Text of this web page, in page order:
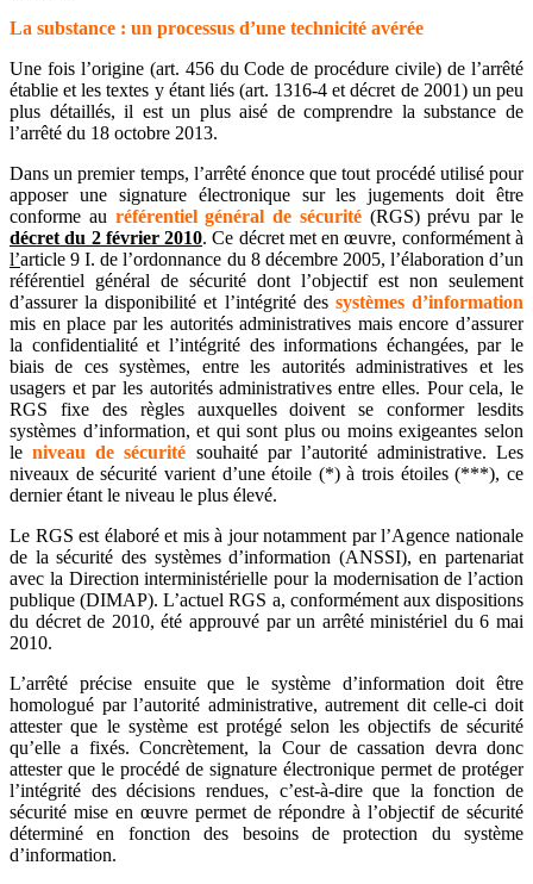
La substance : un processus d’une technicité avérée
Une fois l’origine (art. 456 du Code de procédure civile) de l’arrêté
établie et les textes y étant liés (art. 1316-4 et décret de 2001) un peu
plus détaillés, il est un plus aisé de comprendre la substance de
l’arrêté du 18 octobre 2013.
Dans un premier temps, l’arrêté énonce que tout procédé utilisé pour
apposer une signature électronique sur les jugements doit être
conforme au référentiel général de sécurité(RGS) prévu par le
décret du 2 février 2010. Ce décret met en œuvre, conformément à
l’article 9 I. de l’ordonnance du 8 décembre 2005, l’élaboration d’un
référentiel général de sécurité dont l’objectif est non seulement
d’assurer la disponibilité et l’intégrité des systèmes d’information
mis en place par les autorités administratives mais encore d’assurer
la confidentialité et l’intégrité des informations échangées, par le
biais de ces systèmes, entre les autorités administratives et les
usagers et par les autorités administratives entre elles. Pour cela, le
RGS fixe des règles auxquelles doivent se conformer lesdits
systèmes d’information, et qui sont plus ou moins exigeantes selon
leniveau de sécurité souhaité par l’autorité administrative. Les
niveaux de sécurité varient d’une étoile (*) à trois étoiles (***), ce
dernier étant le niveau le plus élevé.
Le RGS est élaboré et mis à jour notamment par l’Agence nationale
de la sécurité des systèmes d’information (ANSSI), en partenariat
avec la Direction interministérielle pour la modernisation de l’action
publique (DIMAP). L’actuel RGS a, conformément aux dispositions
du décret de 2010, été approuvé par un arrêté ministériel du 6 mai
2010.
L’arrêté précise ensuite que le système d’information doit être
homologué par l’autorité administrative, autrement dit celle-ci doit
attester que le système est protégé selon les objectifs de sécurité
qu’elle a fixés. Concrètement, la Cour de cassation devra donc
attester que le procédé de signature électronique permet de protéger
l’intégrité des décisions rendues, c’est-à-dire que la fonction de
sécurité mise en œuvre permet de répondre à l’objectif de sécurité
déterminé en fonction des besoins de protection du système
d’information.